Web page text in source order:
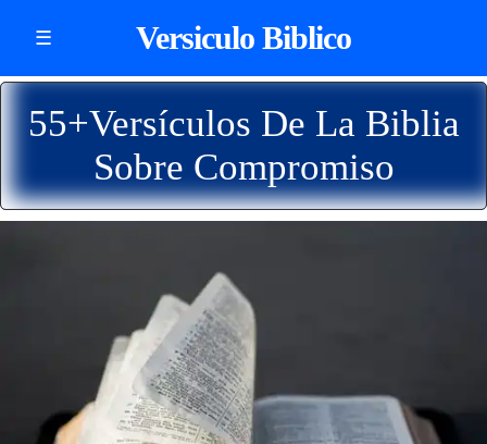
☰ Versiculo Biblico
55+Versículos De La Biblia
Sobre Compromiso